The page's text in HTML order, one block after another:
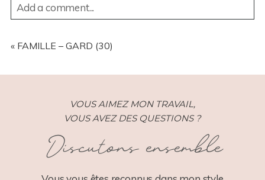
Add a comment...
REQUIRED FIELDS ARE MARKED *
« FAMILLE – GARD (30)
VOUS AIMEZ MON TRAVAIL,
VOUS AVEZ DES QUESTIONS ?
Discutons ensemble